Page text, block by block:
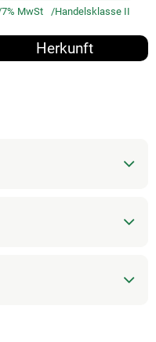
7% MwSt Handelsklasse II
Herkunft